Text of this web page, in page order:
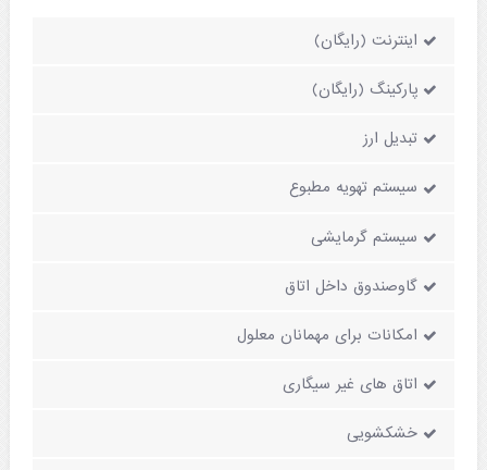
اینترنت (رایگان)
پارکینگ (رایگان)
تبدیل ارز
سیستم تهویه مطبوع
سیستم گرمایشی
گاوصندوق داخل اتاق
امکانات برای مهمانان معلول
اتاق های غیر سیگاری
خشکشویی